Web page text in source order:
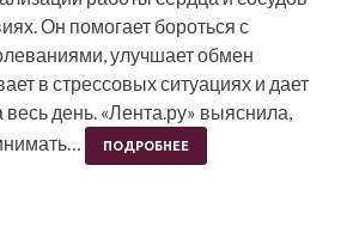
Он помогает бороться с
улучшает обмен
в стрессовых ситуациях и дает
день. «Лента.ру» выяснила,
ПОДРОБНЕЕ